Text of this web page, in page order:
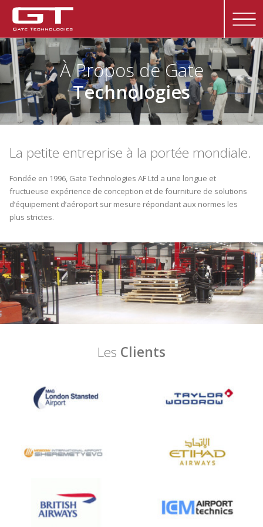
À Propos de Gate
Technologies
La petite entreprise à la portée mondiale.
Fondée en 1996, Gate Technologies AF Ltd a une longue et
fructueuse expérience de conception et de fourniture de solutions
d’équipement d’aéroport sur mesure répondant aux normes les
plus strictes.
Les Clients